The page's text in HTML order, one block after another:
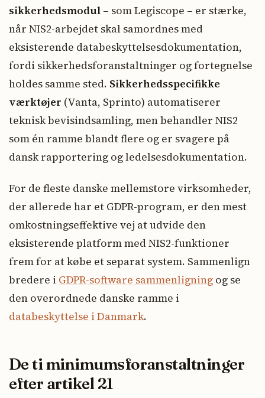
sikkerhedsmodul – som Legiscope – er stærke,
når NIS2-arbejdet skal samordnes med
eksisterende databeskyttelsesdokumentation,
fordi sikkerhedsforanstaltninger og fortegnelse
holdes samme sted. Sikkerhedsspecifikke
værktøjer (Vanta, Sprinto) automatiserer
teknisk bevisindsamling, men behandler NIS2
som én ramme blandt flere og er svagere på
dansk rapportering og ledelsesdokumentation.
For de fleste danske mellemstore virksomheder,
der allerede har et GDPR-program, er den mest
omkostningseffektive vej at udvide den
eksisterende platform med NIS2-funktioner
frem for at købe et separat system. Sammenlign
bredere i GDPR-software sammenligning og se
den overordnede danske ramme i
databeskyttelse i Danmark.
De ti minimumsforanstaltninger
efter artikel 21